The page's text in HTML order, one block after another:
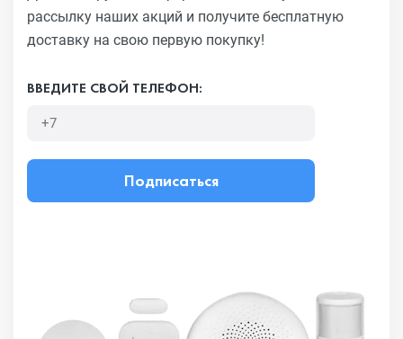
рассылку наших акций и получите бесплатную
доставку на свою первую покупку!
ВВЕДИТЕ СВОЙ ТЕЛЕФОН:
Подписаться